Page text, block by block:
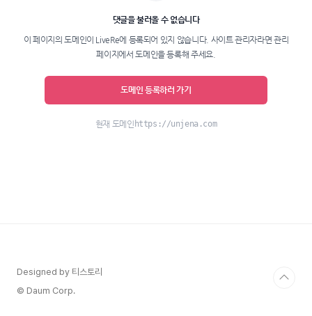
Designed by 티스토리
© Daum Corp.